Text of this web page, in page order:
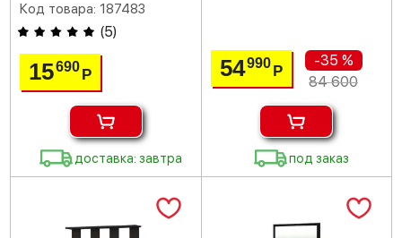
Код товара: 187483
(5)
15690Р
доставка: завтра
54990 Р
-35 %
84 600
под заказ